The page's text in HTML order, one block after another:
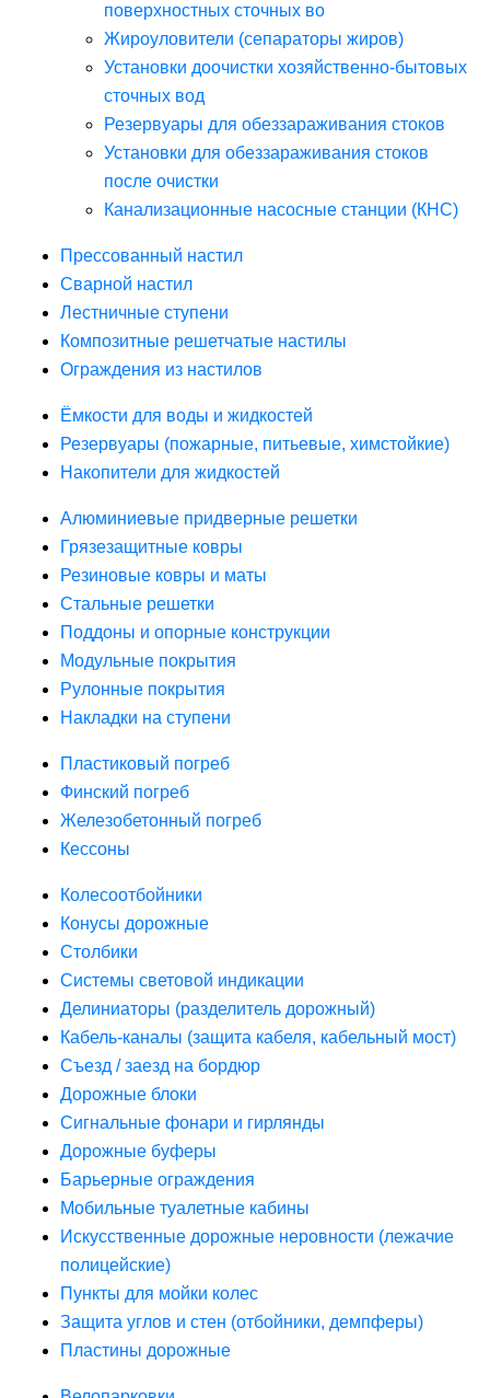
поверхностных сточных во
Жироуловители (сепараторы жиров)
Установки доочистки хозяйственно-бытовых
сточных вод
Резервуары для обеззараживания стоков
Установки для обеззараживания стоков
после очистки
Канализационные насосные станции (КНС)
Прессованный настил
Сварной настил
Лестничные ступени
Композитные решетчатые настилы
Ограждения из настилов
Ёмкости для воды и жидкостей
Резервуары (пожарные, питьевые, химстойкие)
Накопители для жидкостей
Алюминиевые придверные решетки
Грязезащитные ковры
Резиновые ковры и маты
Стальные решетки
Поддоны и опорные конструкции
Модульные покрытия
Рулонные покрытия
Накладки на ступени
Пластиковый погреб
Финский погреб
Железобетонный погреб
Кессоны
Колесоотбойники
Конусы дорожные
Столбики
Системы световой индикации
Делиниаторы (разделитель дорожный)
Кабель-каналы (защита кабеля, кабельный мост)
Съезд / заезд на бордюр
Дорожные блоки
Сигнальные фонари и гирлянды
Дорожные буферы
Барьерные ограждения
Мобильные туалетные кабины
Искусственные дорожные неровности (лежачие
полицейские)
Пункты для мойки колес
Защита углов и стен (отбойники, демпферы)
Пластины дорожные